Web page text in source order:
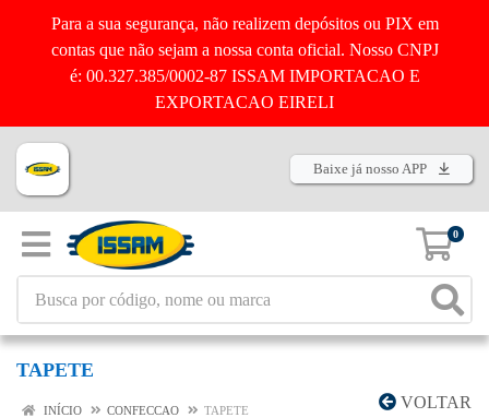
Para a sua segurança, não realizem depósitos ou PIX em
contas que não sejam a nossa conta oficial. Nosso CNPJ
é: 00.327.385/0002-87 ISSAM IMPORTACAO E
EXPORTACAO EIRELI
Baixe já nosso APP
0
TAPETE
VOLTAR
INÍCIO CONFECCAO TAPETE